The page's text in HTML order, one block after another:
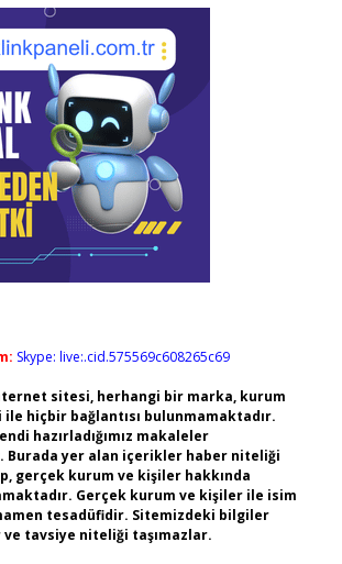
Skype: live:.cid.575569c608265c69
sitesi, herhangi bir marka, kurum
ile hiçbir bağlantısı bulunmamaktadır.
hazırladığımız makaleler
Burada yer alan içerikler haber niteliği
gerçek kurum ve kişiler hakkında
Gerçek kurum ve kişiler ile isim
tesadüfidir. Sitemizdeki bilgiler
tavsiye niteliği taşımazlar.